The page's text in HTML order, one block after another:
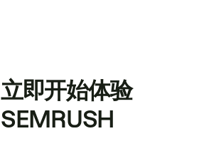
立即开始体验
SEMRUSH